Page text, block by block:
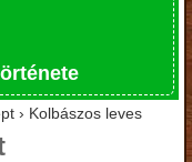
› Kolbászos leves